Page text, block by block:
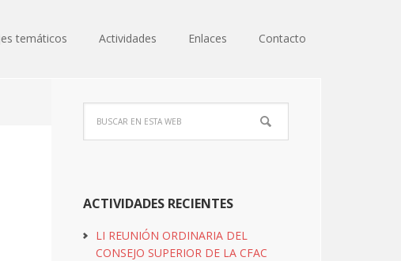
temáticos Actividades Enlaces Contacto
ACTIVIDADES RECIENTES
LI REUNIÓN ORDINARIA DEL
CONSEJO SUPERIOR DE LA CFAC